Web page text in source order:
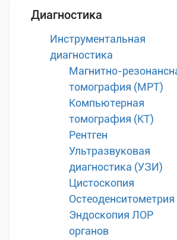
Диагностика
Инструментальная
диагностика
Магнитно-
томография (МРТ)
Компьютерная
томография (КТ)
Рентген
Ультразвуковая
диагностика (УЗИ)
Цистоскопия
Остеоденситометрия
Эндоскопия ЛОР
органов